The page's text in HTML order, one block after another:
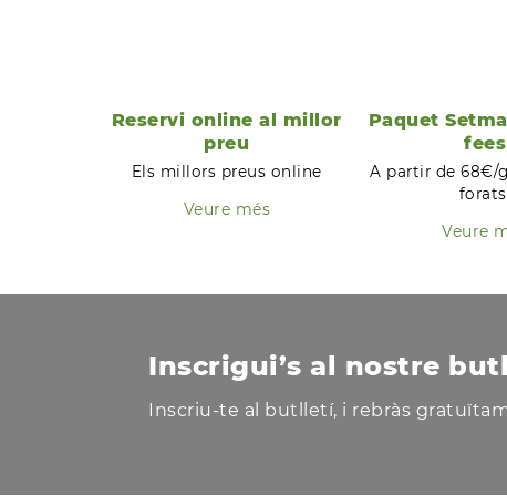
Reservi online al millor
preu
Els millors preus online
Veure més
Paquet
fees
A partir de 68€/
Veure
Inscrigui’s al nostre
Inscriu-te al butlletí, i rebràs